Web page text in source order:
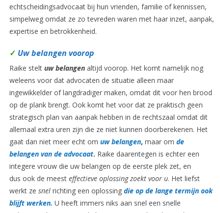
echtscheidingsadvocaat bij hun vrienden, familie of kennissen,
simpelweg omdat ze zo tevreden waren met haar inzet, aanpak,
expertise en betrokkenheid.
✓ Uw belangen voorop
Raike stelt uw belangenaltijd voorop. Het komt namelijk nog
weleens voor dat advocaten de situatie alleen maar
ingewikkelder of langdradiger maken, omdat dit voor hen brood
op de plank brengt. Ook komt het voor dat ze praktisch geen
strategisch plan van aanpak hebben in de rechtszaal omdat dit
allemaal extra uren zijn die ze niet kunnen doorberekenen. Het
gaat dan niet meer echt om uw belangen, maar om de
belangen van de advocaat. Raike daarentegen is echter een
integere vrouw die uw belangen op de eerste plek zet, en
dus ook de meest effectieve oplossing zoekt voor u. Het liefst
werkt ze snelrichting een oplossingdie op de lange termijn ook
blijft werken. U heeft immers niks aan snel een snelle